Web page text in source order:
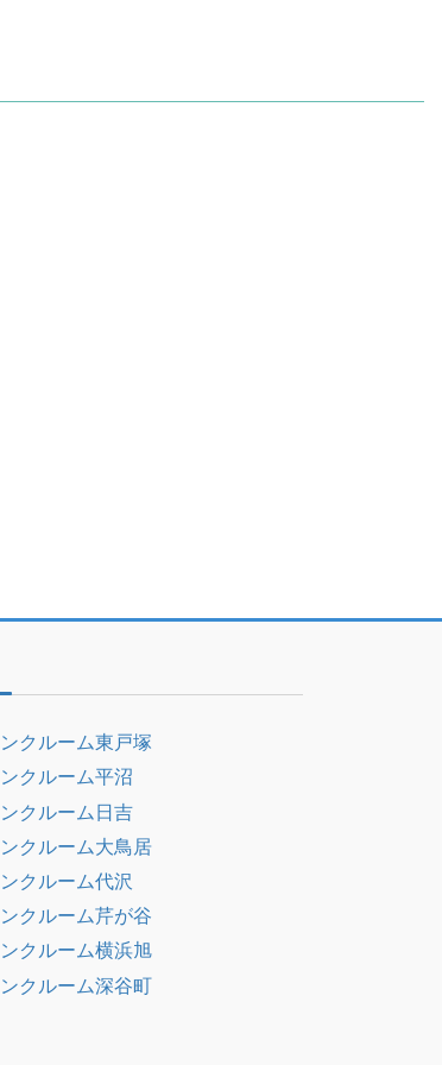
クルーム東戸塚
クルーム平沼
クルーム日吉
クルーム大鳥居
クルーム代沢
クルーム芹が谷
クルーム横浜旭
クルーム深谷町